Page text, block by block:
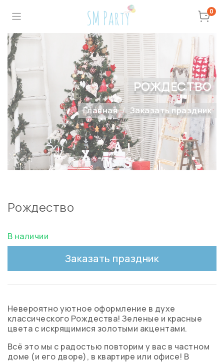
0
РОЖДЕСТВО
Главная Заказать праздник
Рождество
В наличии
Заказать праздник
Невероятно уютное оформление в духе
классического Рождества! Зеленые и красные
цвета с искрящимися золотыми акцентами.
Всё это мы с радостью повторим у вас в частном
доме (и его дворе), в квартире или офисе! В